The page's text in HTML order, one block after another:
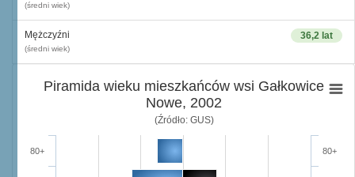
(średni wiek)
36,2 lat
Mężczyźni
(średni wiek)
Piramida wieku mieszkańców wsi Gałkowice
Nowe, 2002
(Źródło: GUS)
80+ 80+